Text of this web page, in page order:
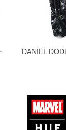
DANIEL